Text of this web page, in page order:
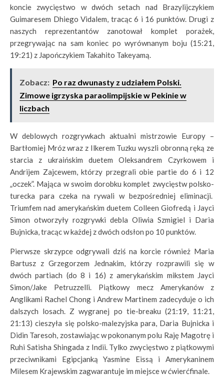
koncie zwycięstwo w dwóch setach nad Brazylijczykiem
Guimaresem Dhiego Vidalem, tracąc 6 i 16 punktów. Drugi z
naszych reprezentantów zanotował komplet porażek,
przegrywając na sam koniec po wyrównanym boju (15:21,
19:21) z Japończykiem Takahito Takeyamą.
Zobacz: Po raz dwunasty z udziałem Polski.
Zimowe igrzyska paraolimpijskie w Pekinie w
liczbach
W deblowych rozgrywkach aktualni mistrzowie Europy –
Bartłomiej Mróz wraz z Ilkerem Tuzku wyszli obronną ręką ze
starcia z ukraińskim duetem Oleksandrem Czyrkowem i
Andrijem Zajcewem, którzy przegrali obie partie do 6 i 12
„oczek”. Mająca w swoim dorobku komplet zwycięstw polsko-
turecka para czeka na rywali w bezpośredniej eliminacji.
Triumfem nad amerykańskim duetem Colleen Giofredą i Jayci
Simon otworzyły rozgrywki debla Oliwia Szmigiel i Daria
Bujnicka, tracąc w każdej z dwóch odsłon po 10 punktów.
Pierwsze skrzypce odgrywali dziś na korcie również Maria
Bartusz z Grzegorzem Jednakim, którzy rozprawili się w
dwóch partiach (do 8 i 16) z amerykańskim mikstem Jayci
Simon/Jake Petruzzelli. Piątkowy mecz Amerykanów z
Anglikami Rachel Chong i Andrew Martinem zadecyduje o ich
dalszych losach. Z wygranej po tie-breaku (21:19, 11:21,
21:13) cieszyła się polsko-malezyjska para, Daria Bujnicka i
Didin Taresoh, zostawiając w pokonanym polu Raję Magotrę i
Ruhi Satisha Shingada z Indii. Tylko zwycięstwo z piątkowymi
przeciwnikami Egipcjanką Yasmine Eissą i Amerykaninem
Milesem Krajewskim zagwarantuje im miejsce w ćwierćfinale.